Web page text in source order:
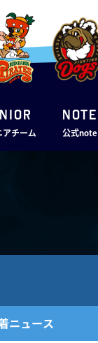
アチーム
note
公式note
ニュース